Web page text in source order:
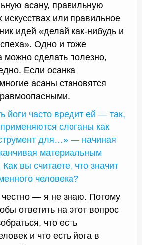
асану, правильную
искусствах или правильное
идей «делай как-нибудь и
Одно и тоже
можно сделать полезно,
Если осанка
асаны становятся
йоги часто вредит ей — так,
слоганы как
для…» — начиная
материальным
вы считаете, что значит
человека?
— я не знаю. Потому
ответить на этот вопрос
что есть
и что есть йога в